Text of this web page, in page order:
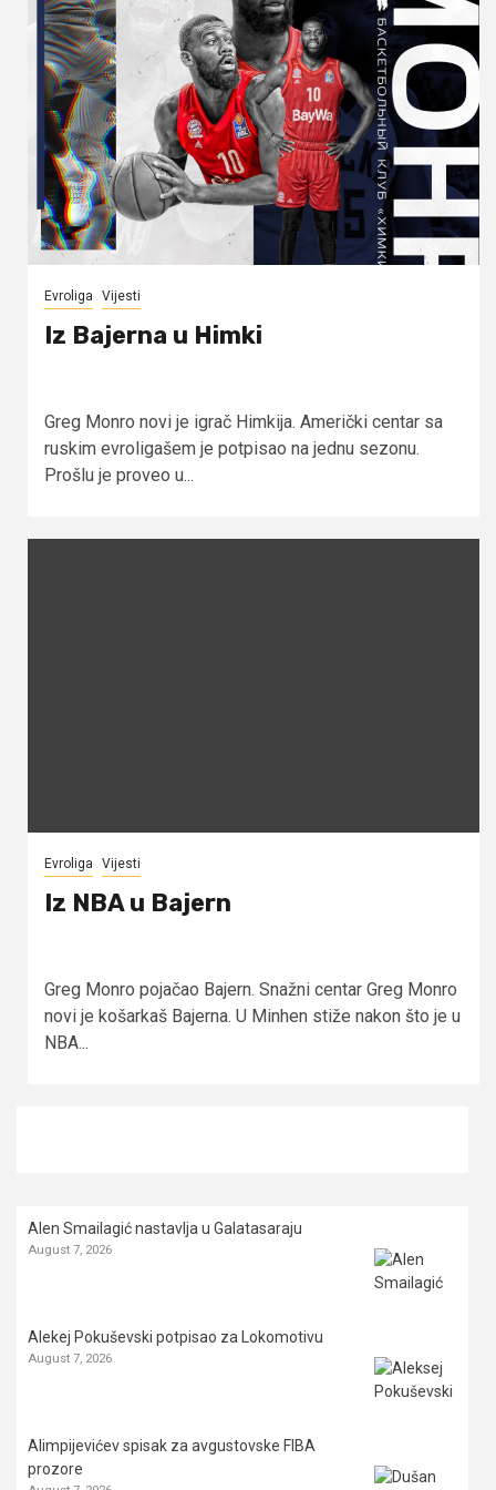
Evroliga Vijesti
Iz Bajerna u Himki
Greg Monro novi je igrač Himkija. Američki centar sa
ruskim evroligašem je potpisao na jednu sezonu.
Prošlu je proveo u...
Evroliga Vijesti
Iz NBA u Bajern
Greg Monro pojačao Bajern. Snažni centar Greg Monro
novi je košarkaš Bajerna. U Minhen stiže nakon što je u
NBA...
Alen Smailagić nastavlja u Galatasaraju
August 7, 2026
Alekej Pokuševski potpisao za Lokomotivu
August 7, 2026
Alimpijevićev spisak za avgustovske FIBA
prozore